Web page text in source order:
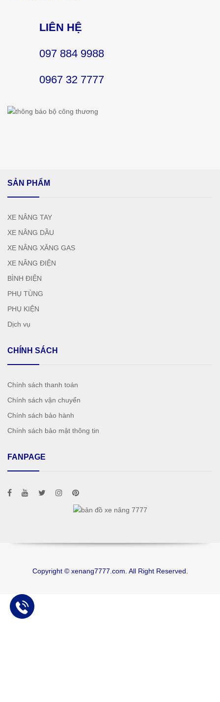
LIÊN HỆ
097 884 9988
0967 32 7777
SẢN PHẨM
XE NÂNG TAY
XE NÂNG DẦU
XE NÂNG XĂNG GAS
XE NÂNG ĐIỆN
BÌNH ĐIỆN
PHỤ TÙNG
PHỤ KIỆN
Dịch vụ
CHÍNH SÁCH
Chính sách thanh toán
Chính sách vận chuyển
Chính sách bảo hành
Chính sách bảo mật thông tin
FANPAGE
Copyright © xenang7777.com. All Right Reserved.